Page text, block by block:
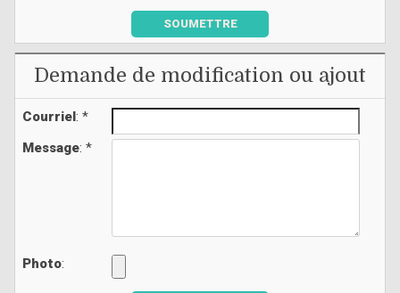
SOUMETTRE
Demande de modification ou ajout
Courriel: *
Message: *
Photo: